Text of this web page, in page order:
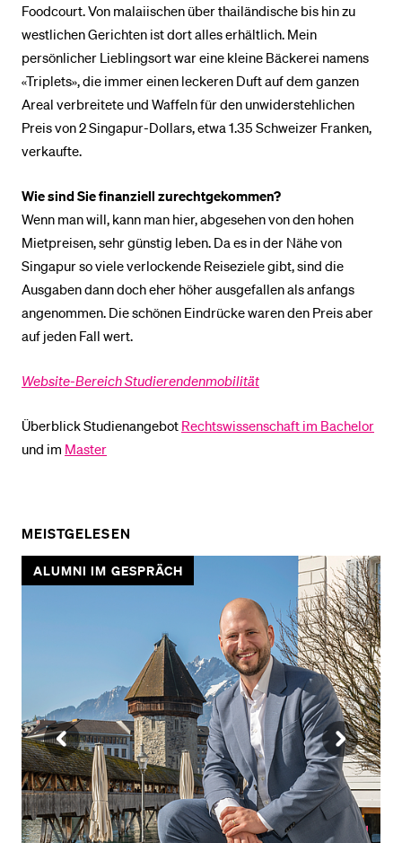
Foodcourt. Von malaiischen über thailändische bis hin zu
westlichen Gerichten ist dort alles erhältlich. Mein
persönlicher Lieblingsort war eine kleine Bäckerei namens
«Triplets», die immer einen leckeren Duft auf dem ganzen
Areal verbreitete und Waffeln für den unwiderstehlichen
Preis von 2 Singapur-Dollars, etwa 1.35 Schweizer Franken,
verkaufte.
Wie sind Sie finanziell zurechtgekommen?
Wenn man will, kann man hier, abgesehen von den hohen
Mietpreisen, sehr günstig leben. Da es in der Nähe von
Singapur so viele verlockende Reiseziele gibt, sind die
Ausgaben dann doch eher höher ausgefallen als anfangs
angenommen. Die schönen Eindrücke waren den Preis aber
auf jeden Fall wert.
Website-Bereich Studierendenmobilität
Überblick Studienangebot Rechtswissenschaft im Bachelor
und im Master
MEISTGELESEN
ALUMNI IM GESPRÄCH
VORHERIGE
SLIDE
ANZEIGEN